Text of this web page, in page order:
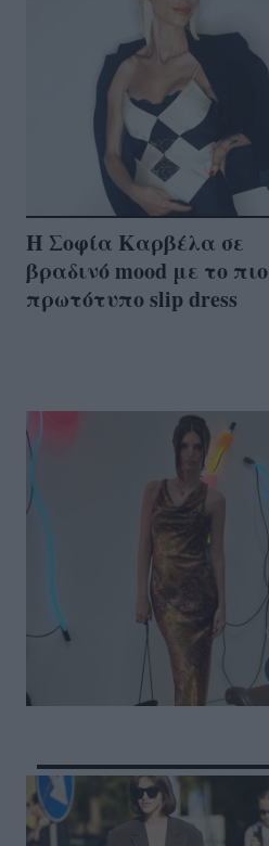
Η Σοφία Καρβέλα σε
βραδινό mood με το πιο
πρωτότυπο slip dress